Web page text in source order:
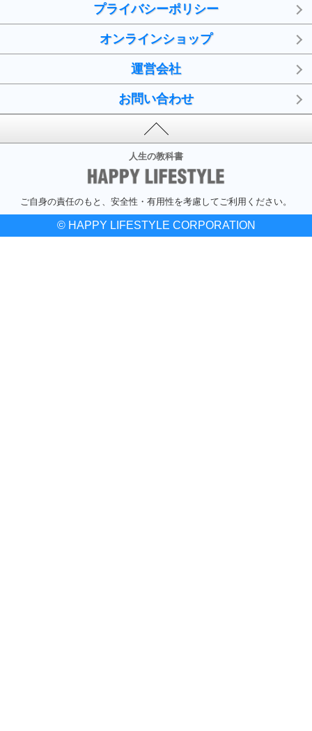
プライバシーポリシー
オンラインショップ
運営会社
お問い合わせ
人生の教科書
ご自身の責任のもと、安全性・有用性を考慮してご利用ください。
© HAPPY LIFESTYLE CORPORATION